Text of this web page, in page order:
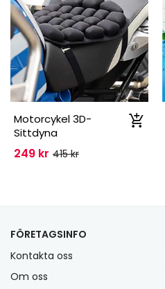
Motorcykel 3D-
Sittdyna
249 kr 415 kr
FÖRETAGSINFO
Kontakta oss
Om oss